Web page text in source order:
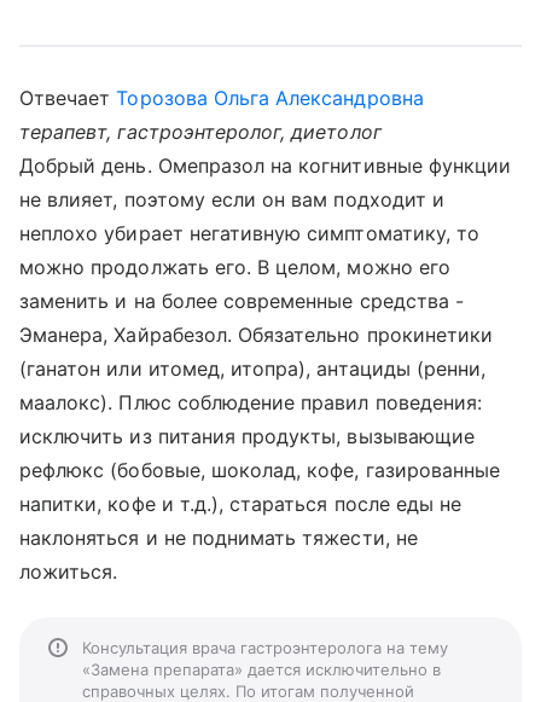
ОтвечаетТорозова Ольга Александровна
терапевт, гастроэнтеролог, диетолог
Добрый день. Омепразол на когнитивные функции
не влияет, поэтому если он вам подходит и
неплохо убирает негативную симптоматику, то
можно продолжать его. В целом, можно его
заменить и на более современные средства -
Эманера, Хайрабезол. Обязательно прокинетики
(ганатон или итомед, итопра), антациды (ренни,
маалокс). Плюс соблюдение правил поведения:
исключить из питания продукты, вызывающие
рефлюкс (бобовые, шоколад, кофе, газированные
напитки, кофе и т.д.), стараться после еды не
наклоняться и не поднимать тяжести, не
ложиться.
Консультация врача гастроэнтеролога на тему
«Замена препарата» дается исключительно в
справочных целях. По итогам полученной